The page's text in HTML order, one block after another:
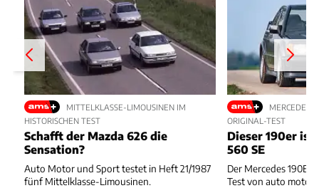
MITTELKLASSE-LIMOUSINEN IM
HISTORISCHEN TEST
Schafft der Mazda 626 die
Sensation?
Auto Motor und Sport testet in Heft 21/1987
fünf Mittelklasse-Limousinen.
MERCEDES-
ORIGINAL-TEST
Dieser 190er
560 SE
Der Mercedes 190E
Test von auto motor